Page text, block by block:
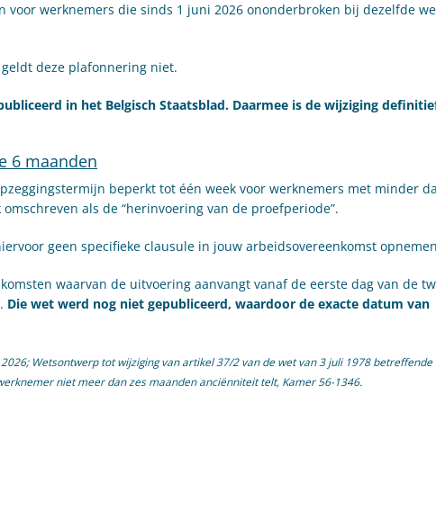
voor werknemers die sinds 1 juni 2026 ononderbroken bij dezelfde
deze plafonnering niet.
in het Belgisch Staatsblad. Daarmee is de wijziging
6 maanden
beperkt tot één week voor werknemers met minder
als de “herinvoering van de proefperiode”.
geen specifieke clausule in jouw arbeidsovereenkomst
waarvan de uitvoering aanvangt vanaf de eerste dag van de
Die wet werd nog niet gepubliceerd, waardoor de exacte datum van
Wetsontwerp tot wijziging van artikel 37/2 van de wet van 3 juli 1978 betreffende
niet meer dan zes maanden anciënniteit telt, Kamer 56-1346.